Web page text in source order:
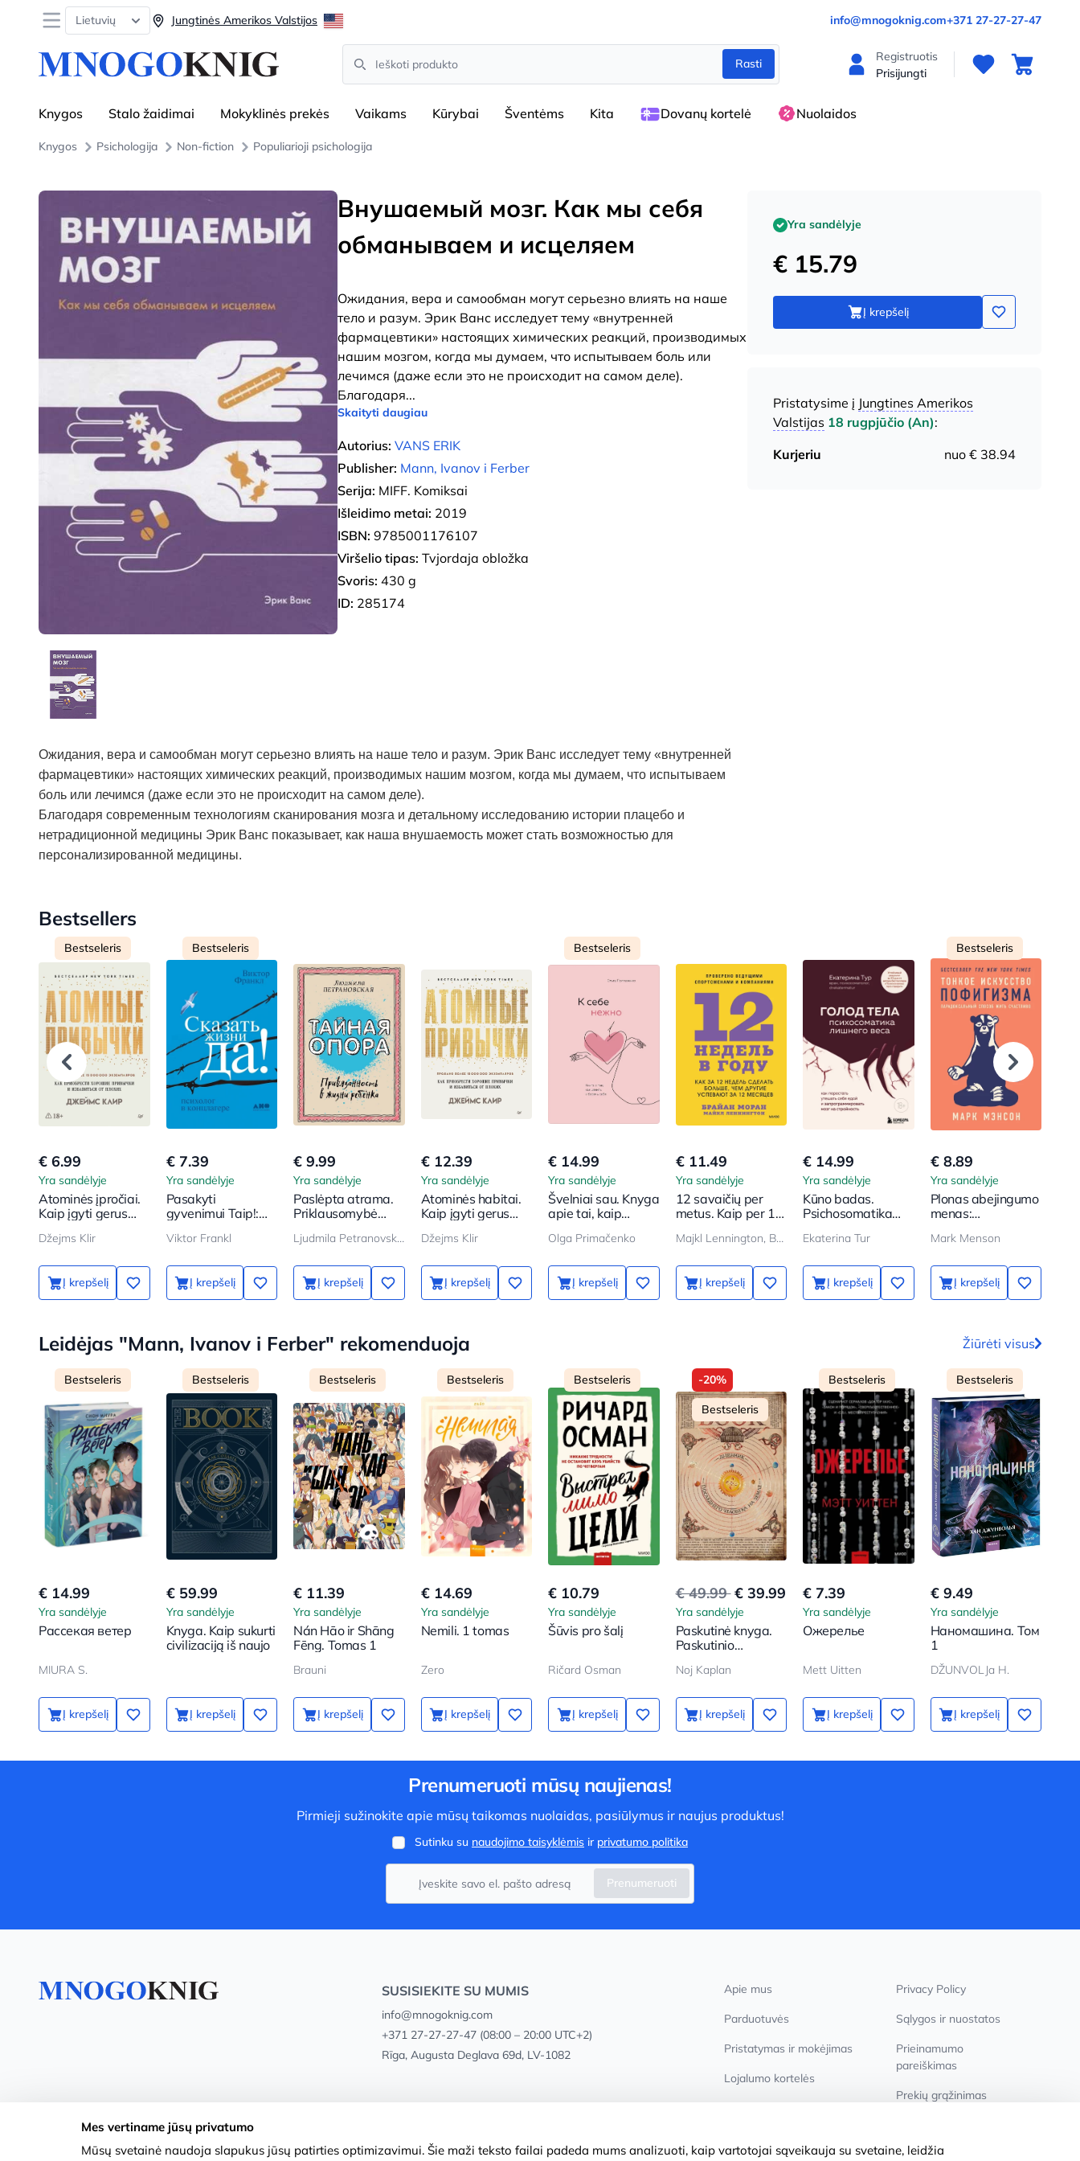
Open menu
Lietuvių Jungtinės Amerikos Valstijos info@mnogoknig.com+371 27-27-27-47
Search
Rasti
Registruotis
Prisijungti
Knygos Stalo žaidimai Mokyklinės prekės Vaikams Kūrybai Šventėms Kita Dovanų kortelė Nuolaidos
Knygos Psichologija Non-fiction Populiarioji psichologija
Внушаемый мозг. Как мы себя
обманываем и исцеляем
Ожидания, вера и самообман могут серьезно влиять на наше
тело и разум. Эрик Ванс исследует тему «внутренней
фармацевтики» настоящих химических реакций, производимых
нашим мозгом, когда мы думаем, что испытываем боль или
лечимся (даже если это не происходит на самом деле).
Благодаря...
Skaityti daugiau
Autorius: VANS ERIK
Publisher: Mann, Ivanov i Ferber
Serija: MIFF. Komiksai
Išleidimo metai: 2019
ISBN: 9785001176107
Viršelio tipas: Tvjordaja obložka
Svoris: 430 g
ID: 285174
Ожидания, вера и самообман могут серьезно влиять на наше тело и разум. Эрик Ванс исследует тему «внутренней
фармацевтики» настоящих химических реакций, производимых нашим мозгом, когда мы думаем, что испытываем
боль или лечимся (даже если это не происходит на самом деле).
Благодаря современным технологиям сканирования мозга и детальному исследованию истории плацебо и
нетрадиционной медицины Эрик Ванс показывает, как наша внушаемость может стать возможностью для
персонализированной медицины.
Yra sandėlyje
€ 15.79
Į krepšelį
Pristatysime į Jungtines Amerikos
Valstijas 18 rugpjūčio (An):
Kurjeriu
nuo € 38.94
Bestsellers
Bestseleris
€ 6.99
Yra sandėlyje
Atominės įpročiai.
Kaip įgyti gerus
atsikratyti blogų
Džejms Klir
Į krepšelį
Bestseleris
€ 7.39
Yra sandėlyje
Pasakyti
gyvenimui Taip!:
koncentracijos
Viktor Frankl
Į krepšelį
€ 9.99
Yra sandėlyje
Paslėpta atrama.
Priklausomybė
Ljudmila Petranovskaja
Į krepšelį
€ 12.39
Yra sandėlyje
Atominės habitai.
Kaip įgyti gerus
Džejms Klir
Į krepšelį
Bestseleris
€ 14.99
Yra sandėlyje
Švelniai sau. Knyga
apie tai, kaip
save
Olga Primačenko
Į krepšelį
€ 11.49
Yra sandėlyje
12 savaičių per
metus. Kaip per 12
daugiau, nei kiti
mėnesių
Majkl Lennington, Brajan Moran
Į krepšelį
€ 14.99
Yra sandėlyje
Kūno badas.
Psichosomatika
Kaip nustoti guosti
perprogramuoti
smegenis lieknumui
Ekaterina Tur
Į krepšelį
Bestseleris
€ 8.89
Yra sandėlyje
Plonas abejingumo
menas:
būdas gyventi
Mark Menson
Į krepšelį
Leidėjas "Mann, Ivanov i Ferber" rekomenduoja Žiūrėti visus
Bestseleris
€ 14.99
Yra sandėlyje
Рассекая ветер
MIURA S.
Į krepšelį
Bestseleris
€ 59.99
Yra sandėlyje
Knyga. Kaip sukurti
civilizaciją iš naujo
Į krepšelį
Bestseleris
€ 11.39
Yra sandėlyje
Nán Hāo ir Shāng
Fēng. Tomas 1
Brauni
Į krepšelį
Bestseleris
€ 14.69
Yra sandėlyje
Nemili. 1 tomas
Zero
Į krepšelį
Bestseleris
€ 10.79
Yra sandėlyje
Šūvis pro šalį
Ričard Osman
Į krepšelį
-20%
Bestseleris
€ 49.99€ 39.99
Yra sandėlyje
Paskutinė knyga.
Paskutinio
dienoraštis
Noj Kaplan
Į krepšelį
Bestseleris
€ 7.39
Yra sandėlyje
Ожерелье
Mett Uitten
Į krepšelį
Bestseleris
€ 9.49
Yra sandėlyje
Наномашина. Том
1
DŽUNVOLJa H.
Į krepšelį
Prenumeruoti mūsų naujienas!
Pirmieji sužinokite apie mūsų taikomas nuolaidas, pasiūlymus ir naujus produktus!
Sutinku su naudojimo taisyklėmis ir privatumo politika
Prenumeruoti
SUSISIEKITE SU MUMIS
info@mnogoknig.com
+371 27-27-27-47(08:00 – 20:00 UTC+2)
Rīga, Augusta Deglava 69d, LV-1082
Apie mus
Parduotuvės
Pristatymas ir mokėjimas
Lojalumo kortelės
Privacy Policy
Sąlygos ir nuostatos
Prieinamumo
pareiškimas
Prekių grąžinimas
Mes vertiname jūsų privatumo
Mūsų svetainė naudoja slapukus jūsų patirties optimizavimui. Šie maži teksto failai padeda mums analizuoti, kaip vartotojai sąveikauja su svetaine, leidžia